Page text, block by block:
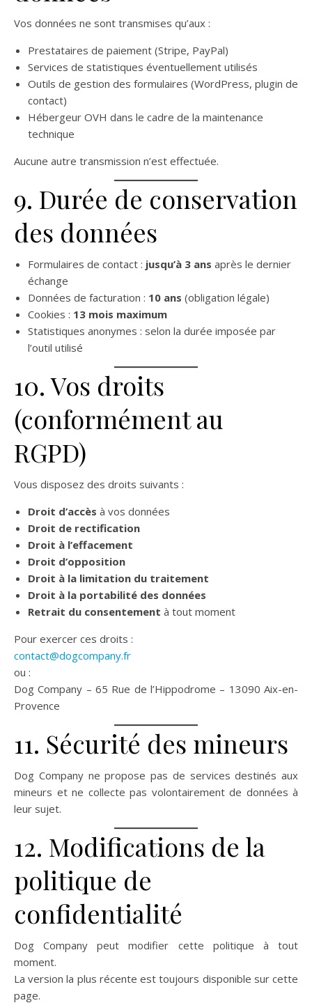
Vos données ne sont transmises qu’aux :
Prestataires de paiement (Stripe, PayPal)
Services de statistiques éventuellement utilisés
Outils de gestion des formulaires (WordPress, plugin de
contact)
Hébergeur OVH dans le cadre de la maintenance
technique
Aucune autre transmission n’est effectuée.
9. Durée de conservation
des données
Formulaires de contact : jusqu’à 3 ans après le dernier
échange
Données de facturation : 10 ans (obligation légale)
Cookies : 13 mois maximum
Statistiques anonymes : selon la durée imposée par
l’outil utilisé
10. Vos droits
(conformément au
RGPD)
Vous disposez des droits suivants :
Droit d’accès à vos données
Droit de rectification
Droit à l’effacement
Droit d’opposition
Droit à la limitation du traitement
Droit à la portabilité des données
Retrait du consentement à tout moment
Pour exercer ces droits :
contact@dogcompany.fr
ou :
Dog Company – 65 Rue de l’Hippodrome – 13090 Aix-en-
Provence
11. Sécurité des mineurs
Dog Company ne propose pas de services destinés aux
mineurs et ne collecte pas volontairement de données à
leur sujet.
12. Modifications de la
politique de
confidentialité
Dog Company peut modifier cette politique à tout
moment.
La version la plus récente est toujours disponible sur cette
page.